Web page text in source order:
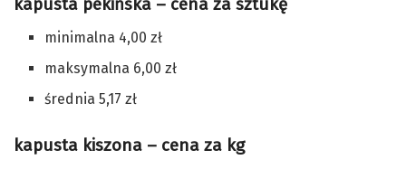
kapusta pekińska – cena za sztukę
minimalna 4,00 zł
maksymalna 6,00 zł
średnia 5,17 zł
kapusta kiszona – cena za kg